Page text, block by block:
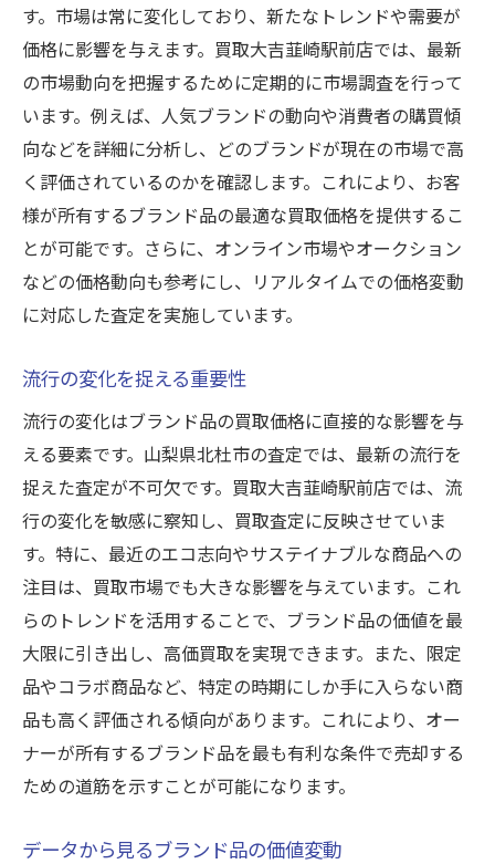
す。市場は常に変化しており、新たなトレンドや需要が
価格に影響を与えます。買取大吉韮崎駅前店では、最新
の市場動向を把握するために定期的に市場調査を行って
います。例えば、人気ブランドの動向や消費者の購買傾
向などを詳細に分析し、どのブランドが現在の市場で高
く評価されているのかを確認します。これにより、お客
様が所有するブランド品の最適な買取価格を提供するこ
とが可能です。さらに、オンライン市場やオークション
などの価格動向も参考にし、リアルタイムでの価格変動
に対応した査定を実施しています。
流行の変化を捉える重要性
流行の変化はブランド品の買取価格に直接的な影響を与
える要素です。山梨県北杜市の査定では、最新の流行を
捉えた査定が不可欠です。買取大吉韮崎駅前店では、流
行の変化を敏感に察知し、買取査定に反映させていま
す。特に、最近のエコ志向やサステイナブルな商品への
注目は、買取市場でも大きな影響を与えています。これ
らのトレンドを活用することで、ブランド品の価値を最
大限に引き出し、高価買取を実現できます。また、限定
品やコラボ商品など、特定の時期にしか手に入らない商
品も高く評価される傾向があります。これにより、オー
ナーが所有するブランド品を最も有利な条件で売却する
ための道筋を示すことが可能になります。
データから見るブランド品の価値変動